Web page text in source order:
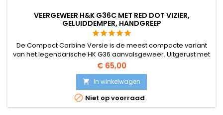
VEERGEWEER H&K G36C MET RED DOT VIZIER,
GELUIDDEMPER, HANDGREEP
De Compact Carbine Versie is de meest compacte variant
van het legendarische HK G36 aanvalsgeweer. Uitgerust met
Picatinny rails voor richtvizieren en accessoires, heeft dit
geweer ook een opschroefbare flash hider en front grip.
€ 65,00
 In winkelwagen
 Niet op voorraad